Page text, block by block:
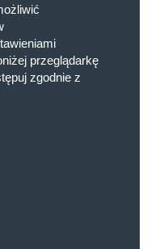
przeglądarkę
zgodnie z